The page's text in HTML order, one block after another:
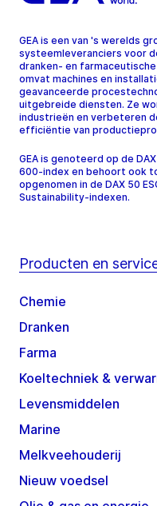
GEA is een van 's werelds
systeemleveranciers voor
dranken- en
omvat machines en
geavanceerde
uitgebreide diensten. Ze
industrieën en verbeteren
efficiëntie van
GEA is genoteerd op de
600-index en behoort ook
opgenomen in de DAX 50
Sustainability-indexen.
Producten en
Chemie
Dranken
Farma
Koeltechniek &
Levensmiddelen
Marine
Melkveehouderij
Nieuw voedsel